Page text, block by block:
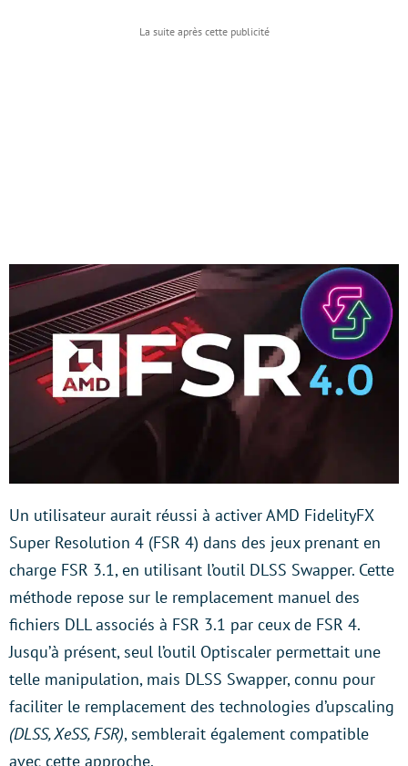
Un utilisateur aurait réussi à activer AMD FidelityFX
Super Resolution 4 (FSR 4) dans des jeux prenant en
charge FSR 3.1, en utilisant l’outil DLSS Swapper. Cette
méthode repose sur le remplacement manuel des
fichiers DLL associés à FSR 3.1 par ceux de FSR 4.
Jusqu’à présent, seul l’outil Optiscaler permettait une
telle manipulation, mais DLSS Swapper, connu pour
faciliter le remplacement des technologies d’upscaling
(DLSS, XeSS, FSR), semblerait également compatible
avec cette approche.